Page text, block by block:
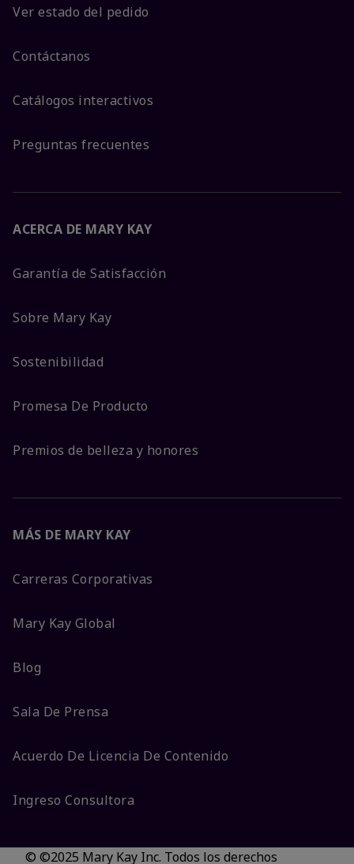
Ver estado del pedido
Contáctanos
Catálogos interactivos
Preguntas frecuentes
ACERCA DE MARY KAY
Garantía de Satisfacción
Sobre Mary Kay
Sostenibilidad
Promesa De Producto
Premios de belleza y honores
MÁS DE MARY KAY
Carreras Corporativas
Mary Kay Global
Blog
Sala De Prensa
Acuerdo De Licencia De Contenido
Ingreso Consultora
© ©2025 Mary Kay Inc. Todos los derechos